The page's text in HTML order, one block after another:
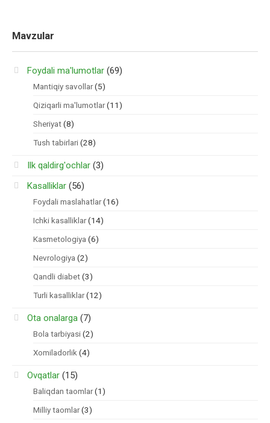
Mavzular
Foydali ma'lumotlar (69)
Mantiqiy savollar(5)
Qiziqarli ma'lumotlar(11)
Sheriyat(8)
Tush tabirlari(28)
Ilk qaldirg'ochlar (3)
Kasalliklar (56)
Foydali maslahatlar(16)
Ichki kasalliklar(14)
Kasmetologiya (6)
Nevrologiya (2)
Qandli diabet(3)
Turli kasalliklar(12)
Ota onalarga (7)
Bola tarbiyasi(2)
Xomiladorlik(4)
Ovqatlar (15)
Baliqdan taomlar(1)
Milliy taomlar(3)